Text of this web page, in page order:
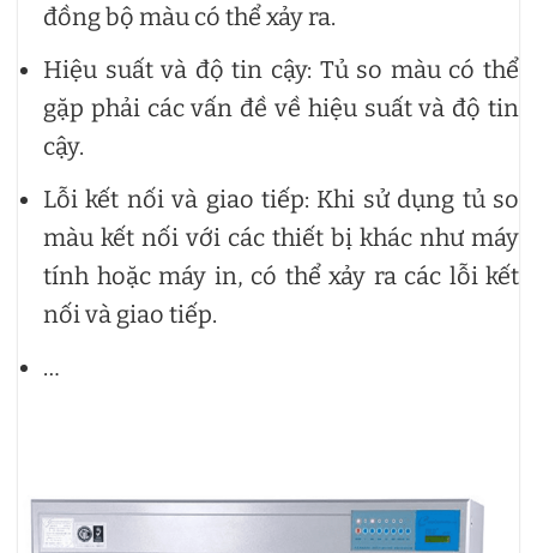
đồng bộ màu có thể xảy ra.
Hiệu suất và độ tin cậy: Tủ so màu có thể
gặp phải các vấn đề về hiệu suất và độ tin
cậy.
Lỗi kết nối và giao tiếp: Khi sử dụng tủ so
màu kết nối với các thiết bị khác như máy
tính hoặc máy in, có thể xảy ra các lỗi kết
nối và giao tiếp.
…